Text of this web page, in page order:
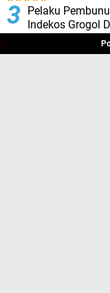
Pelaku
Indekos Grogol
Jaya Sita Palu
Bukti